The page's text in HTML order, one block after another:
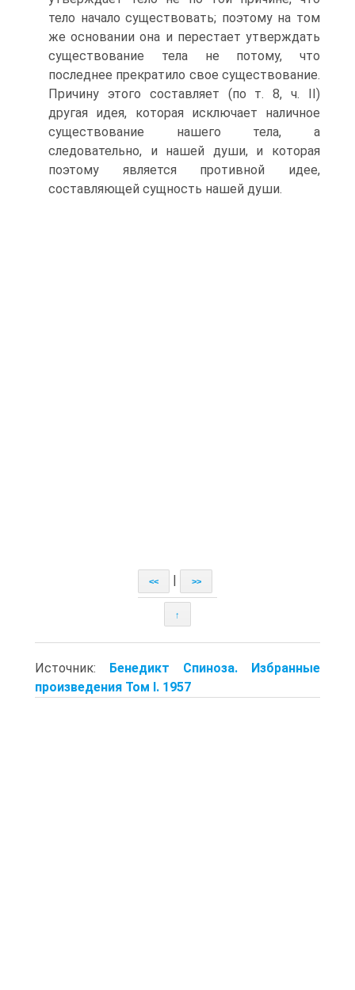
тело начало существовать; поэтому на том
же основании она и перестает утверждать
существование тела не потому, что
последнее прекратило свое существование.
Причину этого составляет (по т. 8, ч. II)
другая идея, которая исключает наличное
существование нашего тела, а
следовательно, и нашей души, и которая
поэтому является противной идее,
составляющей сущность нашей души.
<< >>
↑
Источник: Бенедикт Спиноза. Избранные
произведения Том I. 1957